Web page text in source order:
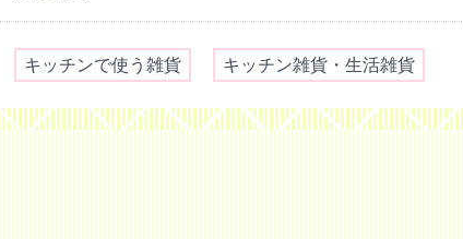
キッチンで使う雑貨 キッチン雑貨・生活雑貨